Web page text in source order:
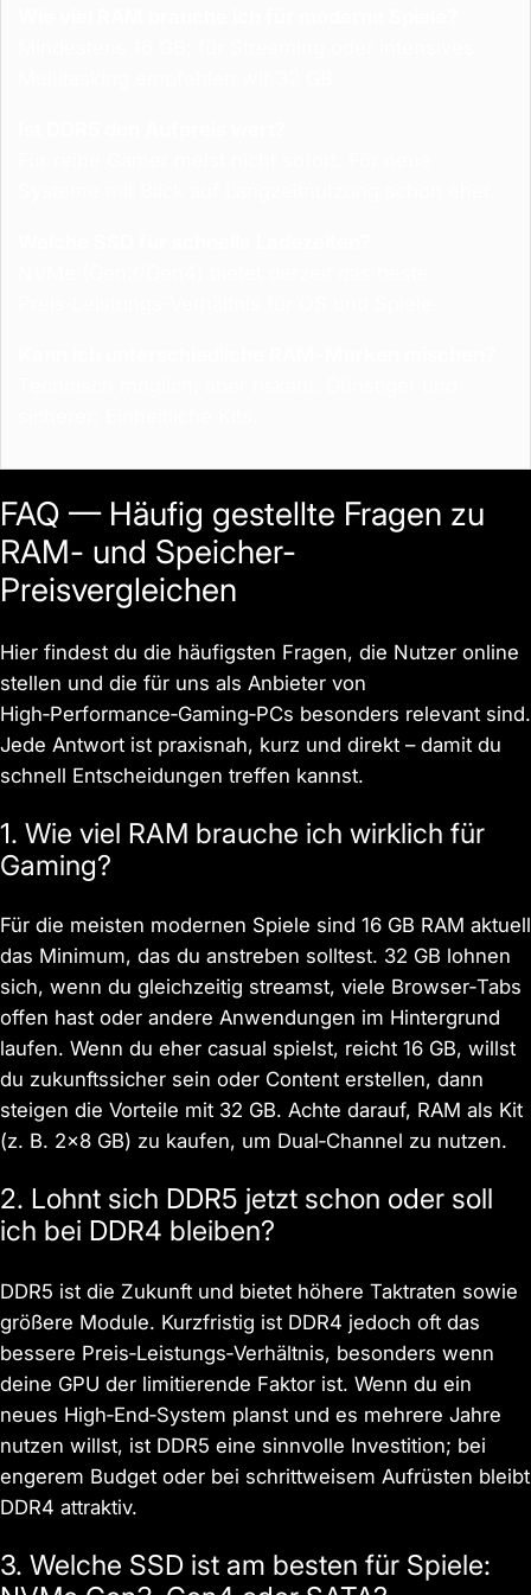
FAQ — Häufig gestellte Fragen zu
RAM- und Speicher-
Preisvergleichen
Hier findest du die häufigsten Fragen, die Nutzer online
stellen und die für uns als Anbieter von
High‑Performance‑Gaming‑PCs besonders relevant sind.
Jede Antwort ist praxisnah, kurz und direkt – damit du
schnell Entscheidungen treffen kannst.
1. Wie viel RAM brauche ich wirklich für
Gaming?
Für die meisten modernen Spiele sind 16 GB RAM aktuell
das Minimum, das du anstreben solltest. 32 GB lohnen
sich, wenn du gleichzeitig streamst, viele Browser‑Tabs
offen hast oder andere Anwendungen im Hintergrund
laufen. Wenn du eher casual spielst, reicht 16 GB, willst
du zukunftssicher sein oder Content erstellen, dann
steigen die Vorteile mit 32 GB. Achte darauf, RAM als Kit
(z. B. 2×8 GB) zu kaufen, um Dual‑Channel zu nutzen.
2. Lohnt sich DDR5 jetzt schon oder soll
ich bei DDR4 bleiben?
DDR5 ist die Zukunft und bietet höhere Taktraten sowie
größere Module. Kurzfristig ist DDR4 jedoch oft das
bessere Preis‑Leistungs‑Verhältnis, besonders wenn
deine GPU der limitierende Faktor ist. Wenn du ein
neues High‑End‑System planst und es mehrere Jahre
nutzen willst, ist DDR5 eine sinnvolle Investition; bei
engerem Budget oder bei schrittweisem Aufrüsten bleibt
DDR4 attraktiv.
3. Welche SSD ist am besten für Spiele: